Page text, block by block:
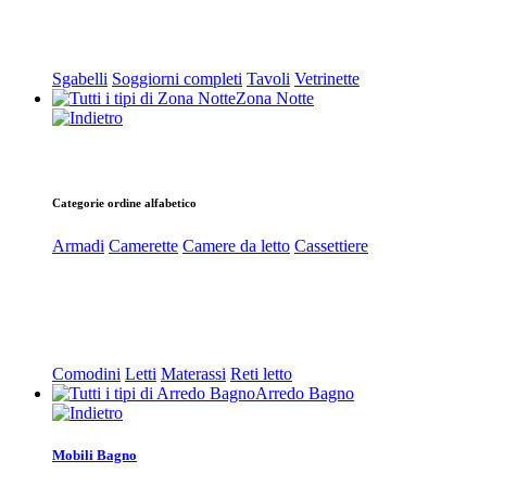
Sgabelli Soggiorni completi Tavoli Vetrinette
Zona Notte
Categorie ordine alfabetico
Armadi Camerette Camere da letto Cassettiere
Comodini Letti Materassi Reti letto
Arredo Bagno
Mobili Bagno